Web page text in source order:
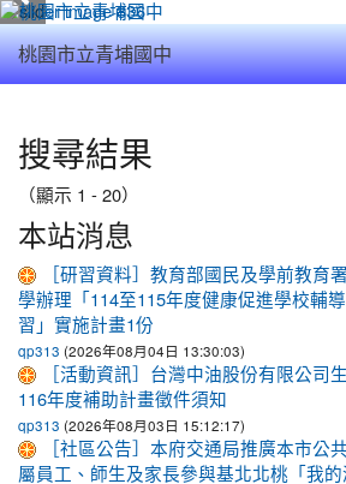
桃園市立青埔國中
搜尋結果
（顯示 1 - 20）
本站消息
［研習資料］教育部國民及學前教育
學辦理「114至115年度健康促進學校輔
習」實施計畫1份
qp313 (2026年08月04日 13:30:03)
［活動資訊］台灣中油股份有限公司
116年度補助計畫徵件須知
qp313 (2026年08月03日 15:12:17)
［社區公告］本府交通局推廣本市公
屬員工、師生及家長參與基北北桃「我